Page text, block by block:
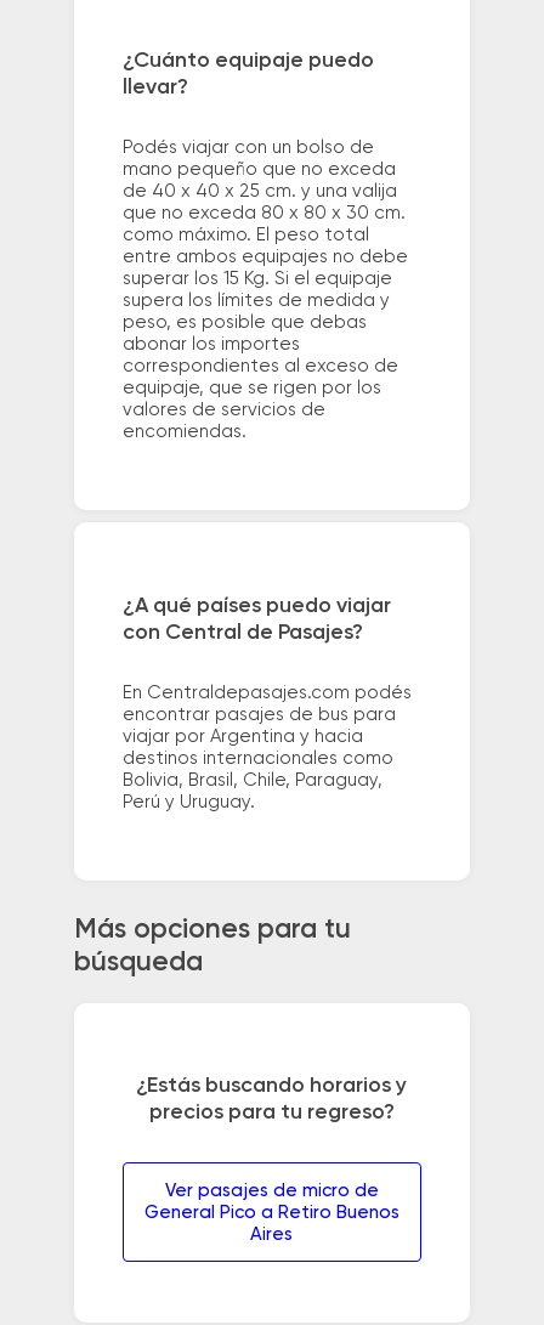
¿Cuánto equipaje puedo
llevar?
Podés viajar con un bolso de
mano pequeño que no exceda
de 40 x 40 x 25 cm. y una valija
que no exceda 80 x 80 x 30 cm.
como máximo. El peso total
entre ambos equipajes no debe
superar los 15 Kg. Si el equipaje
supera los límites de medida y
peso, es posible que debas
abonar los importes
correspondientes al exceso de
equipaje, que se rigen por los
valores de servicios de
encomiendas.
¿A qué países puedo viajar
con Central de Pasajes?
En Centraldepasajes.com podés
encontrar pasajes de bus para
viajar por Argentina y hacia
destinos internacionales como
Bolivia, Brasil, Chile, Paraguay,
Perú y Uruguay.
Más opciones para tu
búsqueda
¿Estás buscando horarios y
precios para tu regreso?
Ver pasajes de micro de
General Pico a Retiro Buenos
Aires